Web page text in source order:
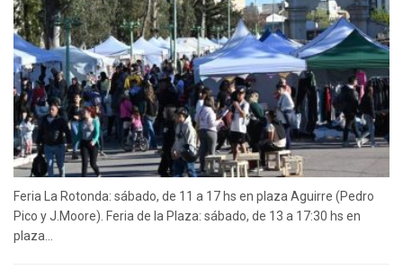
Feria La Rotonda: sábado, de 11 a 17 hs en plaza Aguirre (Pedro
Pico y J.Moore). Feria de la Plaza: sábado, de 13 a 17:30 hs en
plaza...